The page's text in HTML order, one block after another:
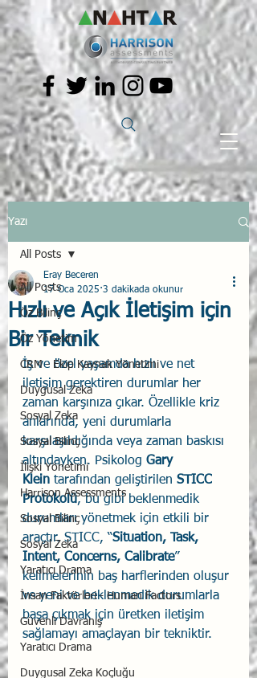
Yazı
All Posts
Öz Bilinç
Öz Yönetim
CRM - Ekip Kaynak Yönetimi
Duygusal Zeka
Sosyal Zeka
Sosyal Bilinç
İlişki Yönetimi
Harrison Assessments
Sosyal Bilinç
Sosyal Zeka
Yaratıcı Drama
İnsan Faktörleri - Human Factors
Güvenli Davranış
Yaratıcı Drama
Duygusal Zeka Koçluğu
All Posts
Hızlı ve Açık İletişim için
Bir Teknik
Eray Beceren
17 Oca 2025 3 dakikada okunur
İş ve özel yaşamda hızlı ve net
iletişim gerektiren durumlar her
zaman karşınıza çıkar. Özellikle kriz
anlarında, yeni durumlarla
karşılaşıldığında veya zaman baskısı
altındayken. Psikolog Gary
Klein tarafından geliştirilen STICC
Protokolü, bu gibi beklenmedik
durumları yönetmek için etkili bir
araçtır. STICC, “Situation, Task,
Intent, Concerns, Calibrate”
kelimelerinin baş harflerinden oluşur
ve yeni ve beklenmedik durumlarla
başa çıkmak için üretken iletişim
sağlamayı amaçlayan bir tekniktir.